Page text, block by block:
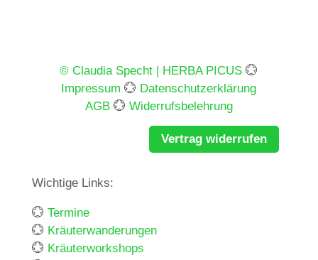
© Claudia Specht | HERBA PICUS 💮
Impressum 💮 Datenschutzerklärung
AGB💮 Widerrufsbelehrung
Vertrag widerrufen
Wichtige Links:
💮 Termine
💮 Kräuterwanderungen
💮 Kräuterworkshops